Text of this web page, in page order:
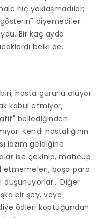
hiç yaklaşmadılar;
diyemediler.
Bir kaç ayda
belki de.
hasta gururlu oluyor.
kabul etmiyor,
bellediğinden
Kendi hastalığının
lazım geldiğine
ise çekinip, mahcup
etmemeleri, boşa para
düşünüyorlar… Diğer
bir şey, veya
ödleri koptuğundan